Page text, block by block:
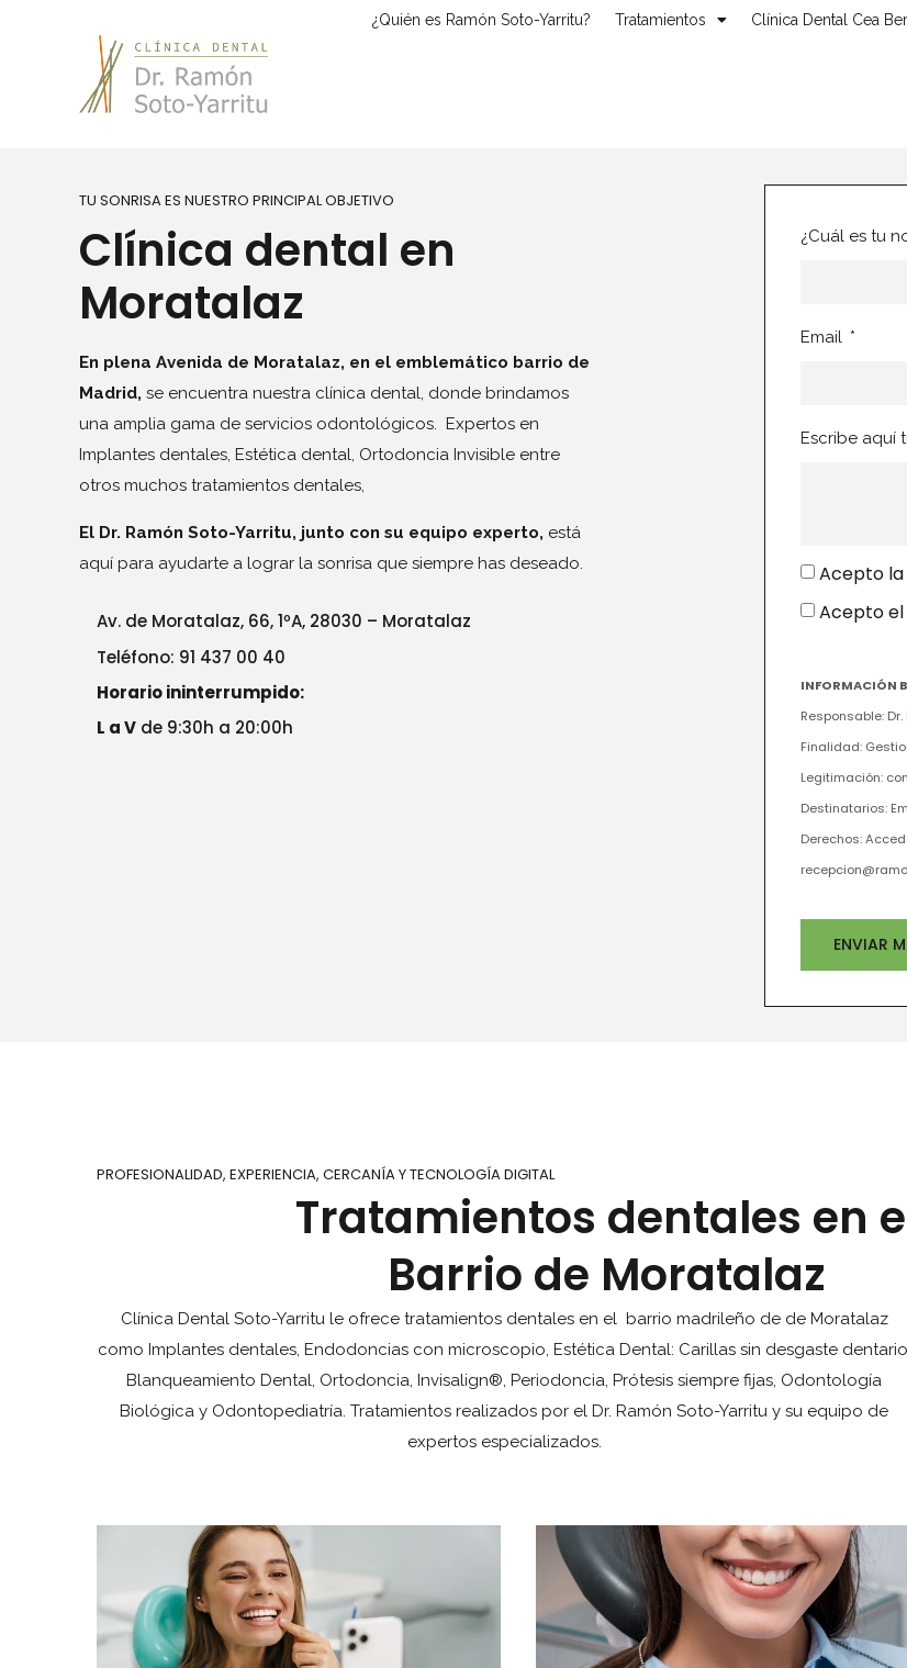
¿Quién es Ramón Soto-Yarritu? Tratamientos Clínica Dental Cea
TU SONRISA ES NUESTRO PRINCIPAL OBJETIVO
Clínica dental en
Moratalaz
En plena Avenida de Moratalaz, en el emblemático barrio de
Madrid, se encuentra nuestra clínica dental, donde brindamos
una amplia gama de servicios odontológicos.
Expertos en
Implantes dentales, Estética dental, Ortodoncia Invisible entre
otros muchos tratamientos dentales,
El Dr. Ramón Soto-Yarritu, junto con su equipo experto, está
aquí para ayudarte a lograr la sonrisa que siempre has deseado.
Av. de Moratalaz, 66, 1ºA, 28030 – Moratalaz
Teléfono: 91 437 00 40
Horario ininterrumpido:
L a V de 9:30h a 20:00h
¿Cuál es tu
Email
Escribe aquí
Acepto la
Acepto
INFORMACIÓN
Responsable:
Finalidad:
Legitimación:
Destinatarios:
Derechos:
ENVIAR
PROFESIONALIDAD, EXPERIENCIA, CERCANÍA Y TECNOLOGÍA DIGITAL
Tratamientos dentales en
Barrio de Moratalaz
Clínica Dental Soto-Yarritu le ofrece tratamientos dentales en el barrio madrileño de de Moratalaz
como Implantes dentales, Endodoncias con microscopio, Estética Dental: Carillas sin desgaste
Blanqueamiento Dental, Ortodoncia, Invisalign®, Periodoncia, Prótesis siempre fijas, Odontología
Biológica y Odontopediatría. Tratamientos realizados por el Dr. Ramón Soto-Yarritu y su equipo de
expertos especializados.